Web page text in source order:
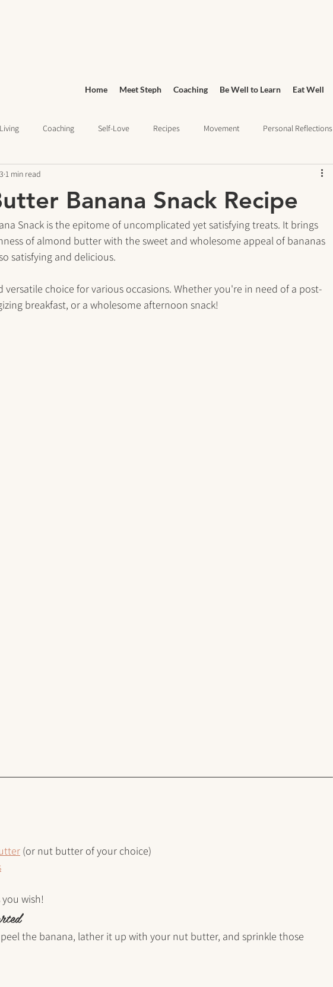
Home Meet Steph Coaching Be Well to Learn Eat Well
Coaching Self-Love Recipes Movement Personal Reflections
Wellness Meditation
Education
Banana Snack Recipe
1 min read
Snack is the epitome of uncomplicated yet satisfying treats. It brings
of almond butter with the sweet and wholesome appeal of bananas
satisfying and delicious.
versatile choice for various occasions. Whether you're in need of a post-
breakfast, or a wholesome afternoon snack!
(or nut butter of your choice)
wish!
the banana, lather it up with your nut butter, and sprinkle those